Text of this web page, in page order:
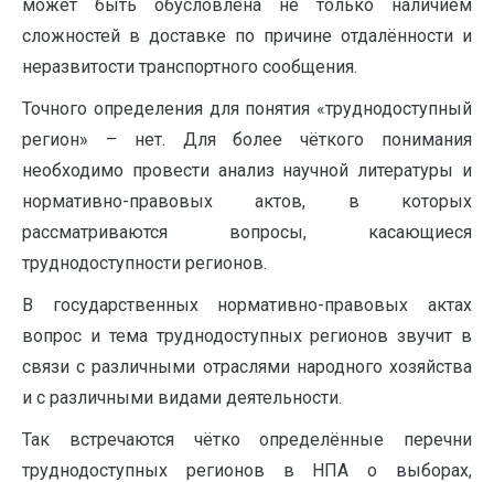
может быть обусловлена не только наличием
сложностей в доставке по причине отдалённости и
неразвитости транспортного сообщения.
Точного определения для понятия «труднодоступный
регион» – нет. Для более чёткого понимания
необходимо провести анализ научной литературы и
нормативно-правовых актов, в которых
рассматриваются вопросы, касающиеся
труднодоступности регионов.
В государственных нормативно-правовых актах
вопрос и тема труднодоступных регионов звучит в
связи с различными отраслями народного хозяйства
и с различными видами деятельности.
Так встречаются чётко определённые перечни
труднодоступных регионов в НПА о выборах,